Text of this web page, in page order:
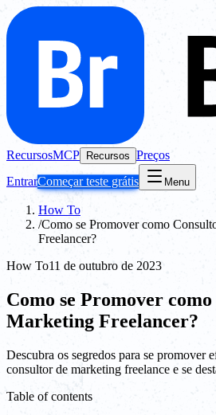
RecursosMCP Recursos Preços
EntrarComeçar teste grátis Menu
How To
/Como se Promover como
Freelancer?
How To11 de outubro de 2023
Como se Promover
Marketing Freelancer?
Descubra os segredos para se promover
consultor de marketing freelance e se
Table of contents